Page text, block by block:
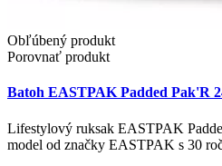
Obľúbený produkt
Porovnať produkt
Batoh EASTPAK Padded Pak'R
Lifestylový ruksak EASTPAK
model od značky EASTPAK s 30